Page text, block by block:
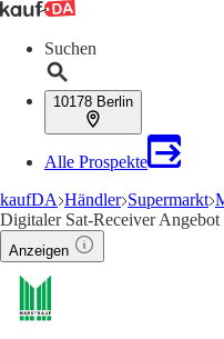
Suchen
10178 Berlin
Alle Prospekte
kaufDA Händler Supermarkt
Digitaler Sat-Receiver Angebot
Anzeigen